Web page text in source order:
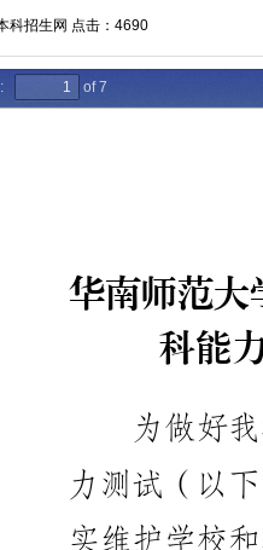
科招生网 点击： 4690